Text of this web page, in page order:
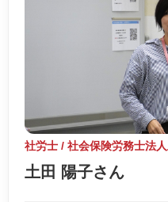
社労士 / 社会保険労務士法
土田 陽子さん